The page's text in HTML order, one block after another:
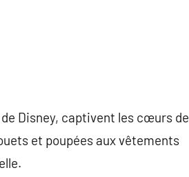
Disney, captivent les cœurs de
et poupées aux vêtements